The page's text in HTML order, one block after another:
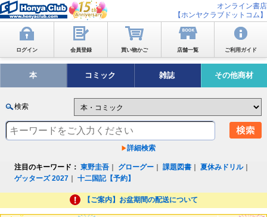
オンライン書店
【ホンヤクラブドットコム】
ログイン 会員登録 買い物かご 店舗一覧 ご利用ガイド
本 コミック 雑誌 その他商材
検索
詳細検索
注目のキーワード： 東野圭吾 グローグー ｜課題図書 ｜夏休みドリル｜
ゲッターズ 2027 ｜十二国記【予約】
【ご案内】お盆期間の配送について